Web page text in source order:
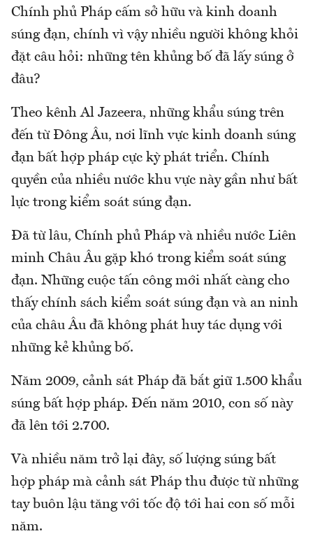
Chính phủ Pháp cấm sở hữu và kinh doanh
súng đạn, chính vì vậy nhiều người không khỏi
đặt câu hỏi: những tên khủng bố đã lấy súng ở
đâu?
Theo kênh Al Jazeera, những khẩu súng trên
đến từ Đông Âu, nơi lĩnh vực kinh doanh súng
đạn bất hợp pháp cực kỳ phát triển. Chính
quyền của nhiều nước khu vực này gần như bất
lực trong kiểm soát súng đạn.
Đã từ lâu, Chính phủ Pháp và nhiều nước Liên
minh Châu Âu gặp khó trong kiểm soát súng
đạn. Những cuộc tấn công mới nhất càng cho
thấy chính sách kiểm soát súng đạn và an ninh
của châu Âu đã không phát huy tác dụng với
những kẻ khủng bố.
Năm 2009, cảnh sát Pháp đã bắt giữ 1.500 khẩu
súng bất hợp pháp. Đến năm 2010, con số này
đã lên tới 2.700.
Và nhiều năm trở lại đây, số lượng súng bất
hợp pháp mà cảnh sát Pháp thu được từ những
tay buôn lậu tăng với tốc độ tới hai con số mỗi
năm.